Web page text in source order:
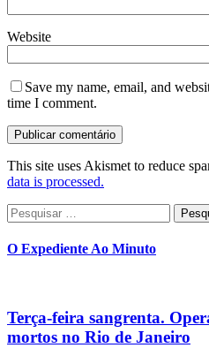
Website
Save my name, email, and
time I comment.
This site uses Akismet to reduce
data is processed.
Pesquisar
por:
O Expediente Ao Minuto
Terça-feira sangrenta.
mortos no Rio de Janeiro